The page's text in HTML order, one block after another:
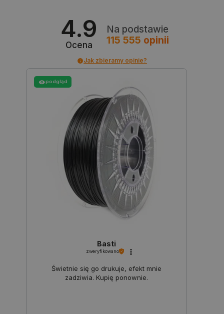
4.9
Ocena
Na podstawie
115 555 opinii
Jak zbieramy opinie?
podgląd
Basti
zweryfikowano
Świetnie się go drukuje, efekt mnie
zadziwia. Kupię ponownie.
VISITOR_PRIVACY_METADATA
Polityce prywatności Google